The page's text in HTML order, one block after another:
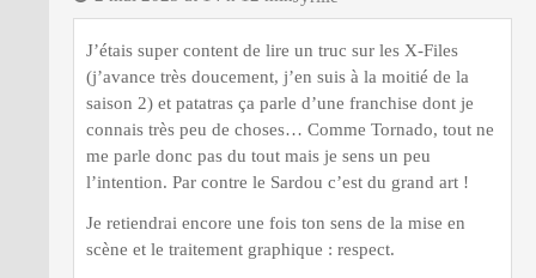
J’étais super content de lire un truc sur les X-Files
(j’avance très doucement, j’en suis à la moitié de la
saison 2) et patatras ça parle d’une franchise dont je
connais très peu de choses… Comme Tornado, tout ne
me parle donc pas du tout mais je sens un peu
l’intention. Par contre le Sardou c’est du grand art !
Je retiendrai encore une fois ton sens de la mise en
scène et le traitement graphique : respect.